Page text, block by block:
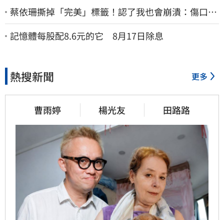
蔡依珊撕掉「完美」標籤！認了我也會崩潰：傷口終
究會癒合
記憶體每股配8.6元的它 8月17日除息
熱搜新聞 更多
曹雨婷 楊光友 田路路